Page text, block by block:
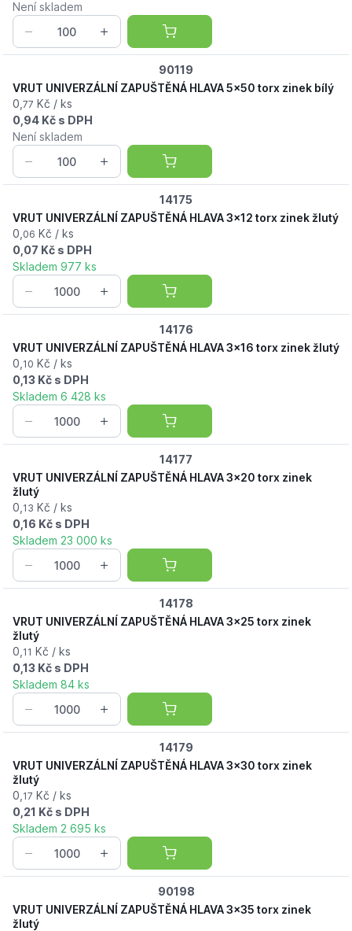
Není skladem
90119
VRUT UNIVERZÁLNÍ ZAPUŠTĚNÁ HLAVA 5x50 torx zinek bílý
0, 77 Kč / ks
0,94 Kč s DPH
Není skladem
14175
VRUT UNIVERZÁLNÍ ZAPUŠTĚNÁ HLAVA 3x12 torx zinek žlutý
0, 06 Kč / ks
0,07 Kč s DPH
Skladem 977 ks
14176
VRUT UNIVERZÁLNÍ ZAPUŠTĚNÁ HLAVA 3x16 torx zinek žlutý
0, 10 Kč / ks
0,13 Kč s DPH
Skladem 6 428 ks
14177
VRUT UNIVERZÁLNÍ ZAPUŠTĚNÁ HLAVA 3x20 torx zinek
žlutý
0, 13 Kč / ks
0,16 Kč s DPH
Skladem 23 000 ks
14178
VRUT UNIVERZÁLNÍ ZAPUŠTĚNÁ HLAVA 3x25 torx zinek
žlutý
0, 11 Kč / ks
0,13 Kč s DPH
Skladem 84 ks
14179
VRUT UNIVERZÁLNÍ ZAPUŠTĚNÁ HLAVA 3x30 torx zinek
žlutý
0, 17 Kč / ks
0,21 Kč s DPH
Skladem 2 695 ks
90198
VRUT UNIVERZÁLNÍ ZAPUŠTĚNÁ HLAVA 3x35 torx zinek
žlutý